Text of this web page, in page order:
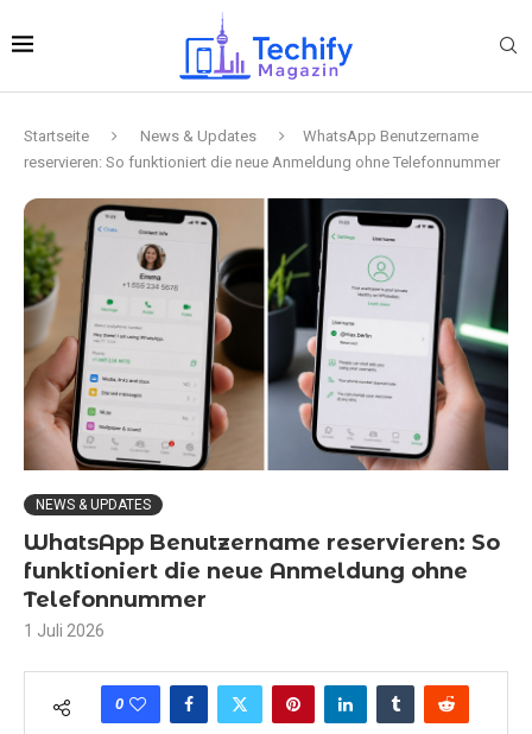
Startseite News & Updates
WhatsApp Benutzername
reservieren: So funktioniert die neue Anmeldung ohne Telefonnummer
NEWS & UPDATES
WhatsApp Benutzername reservieren: So
funktioniert die neue Anmeldung ohne
Telefonnummer
1 Juli 2026
0